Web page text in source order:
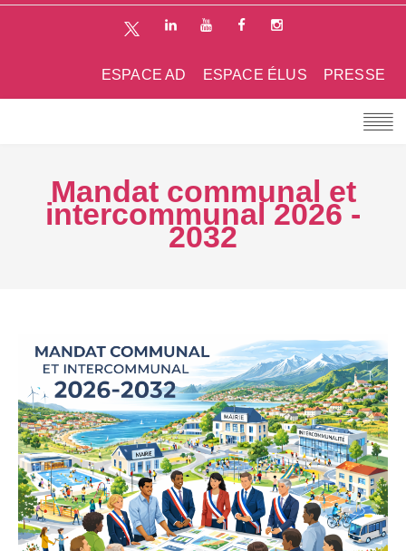
PRESSE
ESPACE ÉLUS
ESPACE AD
Mandat communal et
intercommunal 2026 -
2032